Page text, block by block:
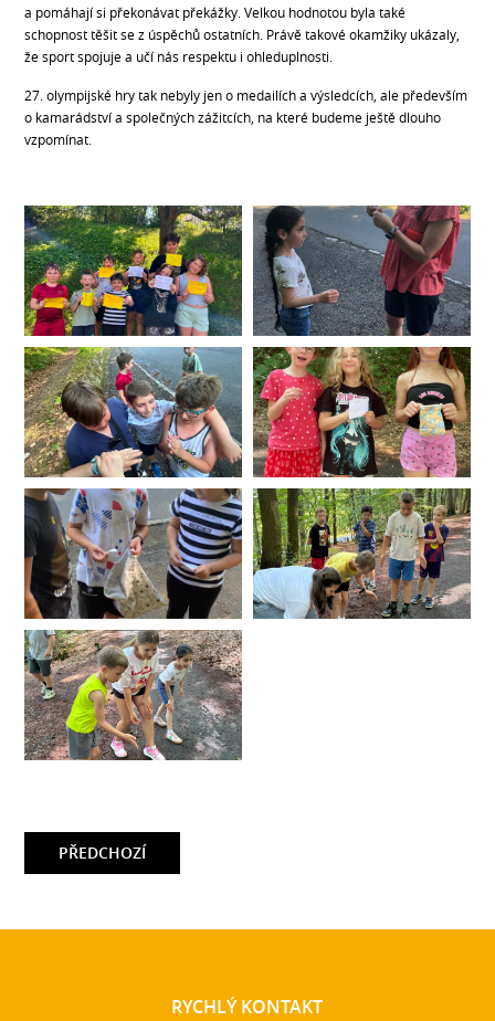
a pomáhají si překonávat překážky. Velkou hodnotou byla také
schopnost těšit se z úspěchů ostatních. Právě takové okamžiky ukázaly,
že sport spojuje a učí nás respektu i ohleduplnosti.
27. olympijské hry tak nebyly jen o medailích a výsledcích, ale především
o kamarádství a společných zážitcích, na které budeme ještě dlouho
vzpomínat.
PŘEDCHOZÍ
RYCHLÝ KONTAKT